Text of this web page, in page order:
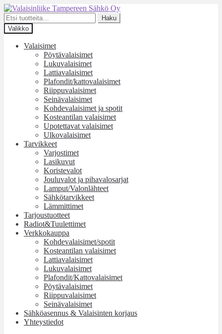
Siirry
navigointiin
Siirry
sisältöön
Etsi:
Haku
Valikko
Valaisimet
Pöytävalaisimet
Lukuvalaisimet
Lattiavalaisimet
Plafondit/kattovalaisimet
Riippuvalaisimet
Seinävalaisimet
Kohdevalaisimet ja spotit
Kosteantilan valaisimet
Upotettavat valaisimet
Ulkovalaisimet
Tarvikkeet
Varjostimet
Lasikuvut
Koristevalot
Jouluvalot ja pihavalosarjat
Lamput/Valonlähteet
Sähkötarvikkeet
Lämmittimet
Tarjoustuotteet
Radiot&Tuulettimet
Verkkokauppa
Kohdevalaisimet/spotit
Kosteantilan valaisimet
Lattiavalaisimet
Lukuvalaisimet
Plafondit/Kattovalaisimet
Pöytävalaisimet
Riippuvalaisimet
Seinävalaisimet
Sähköasennus & Valaisinten korjaus
Yhteystiedot